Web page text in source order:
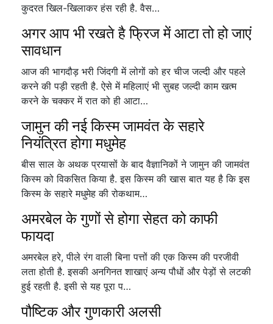
कुदरत खिल-खिलाकर हंस रही है. वैस…
अगर आप भी रखते है फ्रिज में आटा तो हो जाएं
सावधान
आज की भागदौड़ भरी जिंदगी में लोगों को हर चीज जल्दी और पहले
करने की पड़ी रहती है. ऐसे में महिलाएं भी सुबह जल्दी काम खत्म
करने के चक्कर में रात को ही आटा…
जामुन की नई किस्म जामवंत के सहारे
नियंत्रित होगा मधुमेह
बीस साल के अथक प्रयासों के बाद वैज्ञानिकों ने जामुन की जामवंत
किस्म को विकसित किया है. इस किस्म की खास बात यह है कि इस
किस्म के सहारे मधुमेह की रोकथाम…
अमरबेल के गुणों से होगा सेहत को काफी
फायदा
अमरबेल हरे, पीले रंग वाली बिना पत्तों की एक किस्म की परजीवी
लता होती है. इसकी अनगिनत शाखाएं अन्य पौधों और पेड़ों से लटकी
हुई रहती है. इसी से यह पूरा प…
पौष्टिक और गुणकारी अलसी